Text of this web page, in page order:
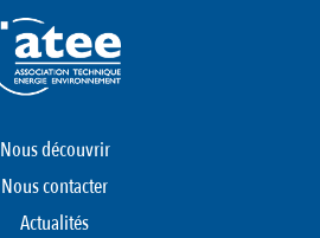
Nous découvrir
Nous contacter
Actualités